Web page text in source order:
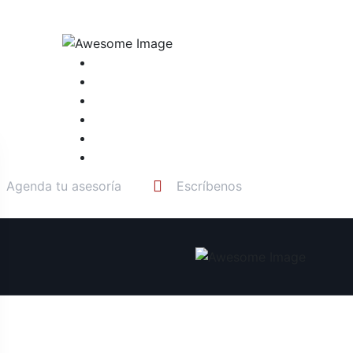
Agenda tu asesoría Escríbenos